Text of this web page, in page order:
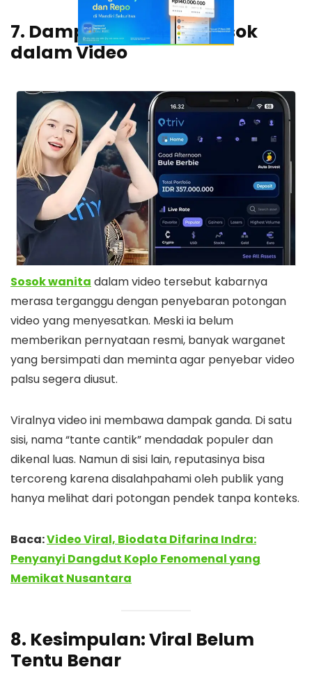
7. Dampak terhadap Sosok
dalam Video
Sosok wanita dalam video tersebut kabarnya
merasa terganggu dengan penyebaran potongan
video yang menyesatkan. Meski ia belum
memberikan pernyataan resmi, banyak warganet
yang bersimpati dan meminta agar penyebar video
palsu segera diusut.
Viralnya video ini membawa dampak ganda. Di satu
sisi, nama “tante cantik” mendadak populer dan
dikenal luas. Namun di sisi lain, reputasinya bisa
tercoreng karena disalahpahami oleh publik yang
hanya melihat dari potongan pendek tanpa konteks.
Baca:Video Viral, Biodata Difarina Indra:
Penyanyi Dangdut Koplo Fenomenal yang
Memikat Nusantara
8. Kesimpulan: Viral Belum
Tentu Benar